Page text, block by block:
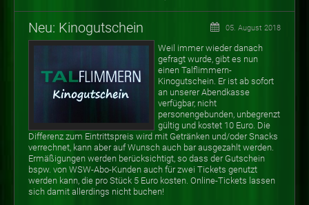
Neu: Kinogutschein 05. August 2018
Weil immer wieder danach
gefragt wurde, gibt es nun
einen Talflimmern-
Kinogutschein. Er ist ab sofort
an unserer Abendkasse
verfügbar, nicht
personengebunden, unbegrenzt
gültig und kostet 10 Euro. Die
Differenz zum Eintrittspreis wird mit Getränken und/oder Snacks
verrechnet, kann aber auf Wunsch auch bar ausgezahlt werden.
Ermäßigungen werden berücksichtigt, so dass der Gutschein
bspw. von WSW-Abo-Kunden auch für zwei Tickets genutzt
werden kann, die pro Stück 5 Euro kosten. Online-Tickets lassen
sich damit allerdings nicht buchen!